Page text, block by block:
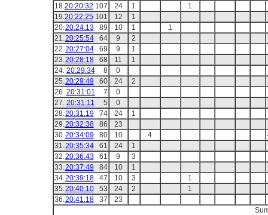
18.20:20:32 107 24 1
1
19.20:22:25101 12
1
20.20:24:13 89 10 1
1
21.20:25:54 64 9
2
22.20:27:04 69 9
1
23.20:28:18 68 11
1
24. 20:29:34 8
0
25.20:29:49 60 24
2
26. 20:31:01 7
0
27. 20:31:11 5
0
28.20:31:19 74 24
1
29.20:32:38 86
23
30.20:34:09 80 10 4
31.20:35:34 61 24
1
32.20:36:43 61 9
3
33.20:37:49 84 10
1
34.20:39:18 47 10 3
1
35.20:40:10 53 24 2
1
36.20:41:18 37
23